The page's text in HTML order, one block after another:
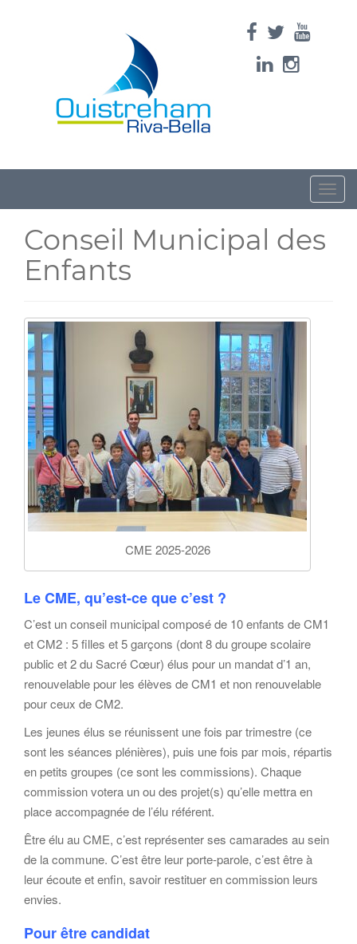
Toggle
Conseil Municipal des
Enfants
CME 2025-2026
Le CME, qu’est-ce que c’est ?
C’est un conseil municipal composé de 10 enfants de CM1
et CM2 : 5 filles et 5 garçons (dont 8 du groupe scolaire
public et 2 du Sacré Cœur) élus pour un mandat d’1 an,
renouvelable pour les élèves de CM1 et non renouvelable
pour ceux de CM2.
Les jeunes élus se réunissent une fois par trimestre (ce
sont les séances plénières), puis une fois par mois, répartis
en petits groupes (ce sont les commissions). Chaque
commission votera un ou des projet(s) qu’elle mettra en
place accompagnée de l’élu référent.
Être élu au CME, c’est représenter ses camarades au sein
de la commune. C’est être leur porte-parole, c’est être à
leur écoute et enfin, savoir restituer en commission leurs
envies.
Pour être candidat